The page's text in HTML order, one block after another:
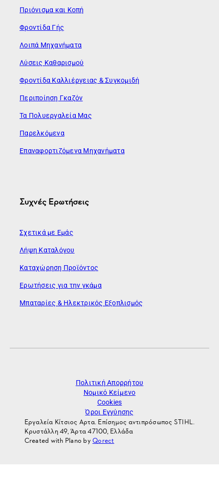
Πριόνισμα και Κοπή
Φροντίδα Γής
Λοιπά Μηχανήματα
Λύσεις Καθαρισμού
Φροντίδα Καλλιέργειας & Συγκομιδή
Περιποίηση Γκαζόν
Τα Πολυεργαλεία Μας
Παρελκόμενα
Επαναφορτιζόμενα Μηχανήματα
Συχνές Ερωτήσεις
Σχετικά με Εμάς
Λήψη Καταλόγου
Καταχώρηση Προϊόντος
Ερωτήσεις για την γκάμα
Μπαταρίες & Ηλεκτρικός Εξοπλισμός
Πολιτική Απορρήτου
Νομικό Κείμενο
Cookies
Όροι Εγγύησης
Εργαλεία Κίτσιος Αρτα. Επίσημος αντιπρόσωπος STIHL.
Κρυστάλλη 49, Άρτα 47100, Ελλάδα
Created with Plano byQorect